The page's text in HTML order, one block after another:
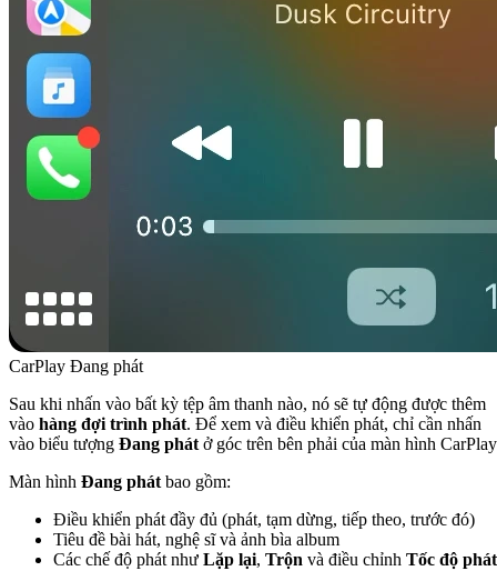
CarPlay Đang phát
Sau khi nhấn vào bất kỳ tệp âm thanh nào, nó sẽ tự động được thêm
vào hàng đợi trình phát. Để xem và điều khiển phát, chỉ cần nhấn
vào biểu tượng Đang phátở góc trên bên phải của màn hình
Màn hình Đang phátbao gồm:
Điều khiển phát đầy đủ (phát, tạm dừng, tiếp theo, trước đó)
Tiêu đề bài hát, nghệ sĩ và ảnh bìa album
Các chế độ phát như Lặp lại, Trộn và điều chỉnh Tốc độ phát